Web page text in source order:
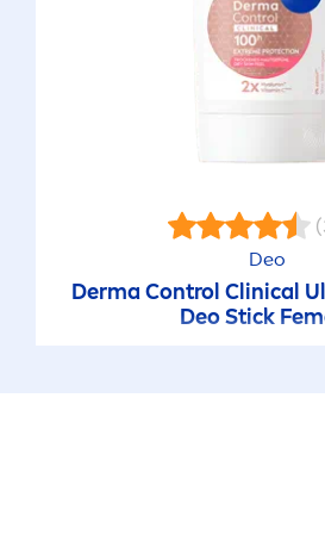
Deo
Derma Control Clinical
Deo Stick